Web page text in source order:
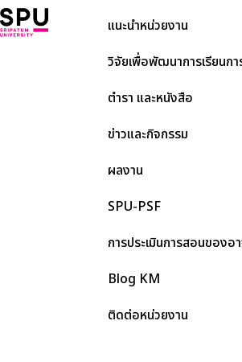
แนะนำหน่วยงาน
วิจัยเพื่อพัฒนาการเรียนก
ตำรา และหนังสือ
ข่าวและกิจกรรม
ผลงาน
SPU-PSF
การประเมินการสอนของอ
Blog KM
ติดต่อหน่วยงาน